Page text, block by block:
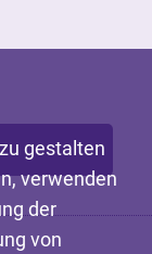
gestalten
verwenden
der
von